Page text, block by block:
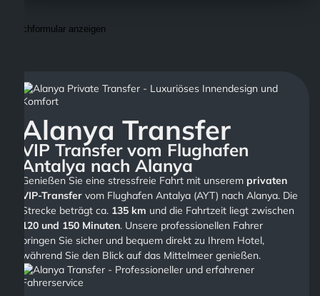
Suchformular anzeigen
Alanya Transfer
VIP Transfer vom Flughafen
Antalya nach Alanya
Genießen Sie eine stressfreie Fahrt mit unserem privaten
VIP-Transfer vom Flughafen Antalya (AYT) nach Alanya. Die
Strecke beträgt ca. 135 km und die Fahrtzeit liegt zwischen
120 und 150 Minuten. Unsere professionellen Fahrer
bringen Sie sicher und bequem direkt zu Ihrem Hotel,
während Sie den Blick auf das Mittelmeer genießen.